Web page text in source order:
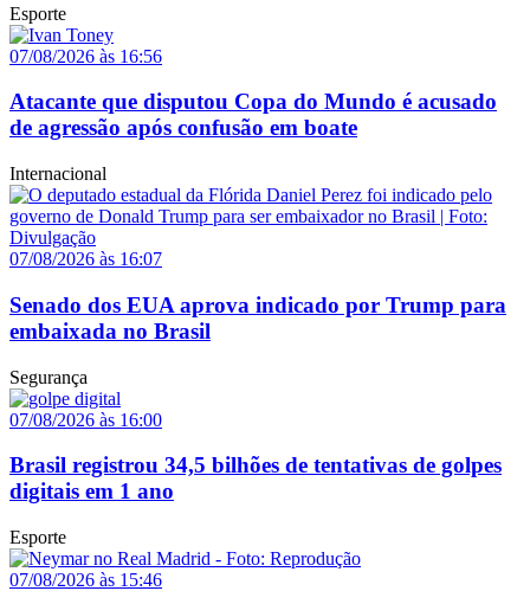
Esporte
07/08/2026 às 16:56
Atacante que disputou Copa do Mundo é acusado
de agressão após confusão em boate
Internacional
07/08/2026 às 16:07
Senado dos EUA aprova indicado por Trump para
embaixada no Brasil
Segurança
07/08/2026 às 16:00
Brasil registrou 34,5 bilhões de tentativas de golpes
digitais em 1 ano
Esporte
07/08/2026 às 15:46